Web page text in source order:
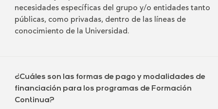
necesidades específicas del grupo y/o entidades tanto
públicas, como privadas, dentro de las líneas de
conocimiento de la Universidad.
¿Cuáles son las formas de pago y modalidades de
financiación para los programas de Formación
Continua?